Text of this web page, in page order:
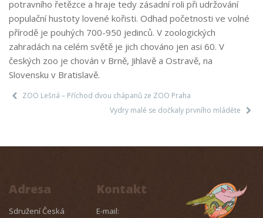
potravního řetězce a hraje tedy zásadní roli při udržování
populační hustoty lovené kořisti. Odhad početnosti ve volné
přírodě je pouhých 700-950 jedinců. V zoologických
zahradách na celém světě je jich chováno jen asi 60. V
českých zoo je chován v Brně, Jihlavě a Ostravě, na
Slovensku v Bratislavě.
ZOO Lešná – Příchod dvou chápanů ze ZOO Praha
Vydry malé se dočkaly prvního mláděte
Adresa
Sdružení Česká
Kontakt
E-mail: